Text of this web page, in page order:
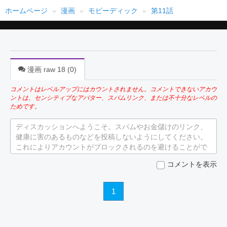
ホームページ 漫画 モビーディック 第11話
漫画 raw 18 (0)
コメントはレベルアップにはカウントされません。コメントできないアカウ
ントは、センシティブなアバター、スパムリンク、または不十分なレベルの
ためです。
ディスカッションへようこそ。スパムやお金儲けのリンク、
健康に害のあるものなどを投稿しないようにしてください。
これによりアカウントがブロックされるのを避けることがで
コメントを表示
1